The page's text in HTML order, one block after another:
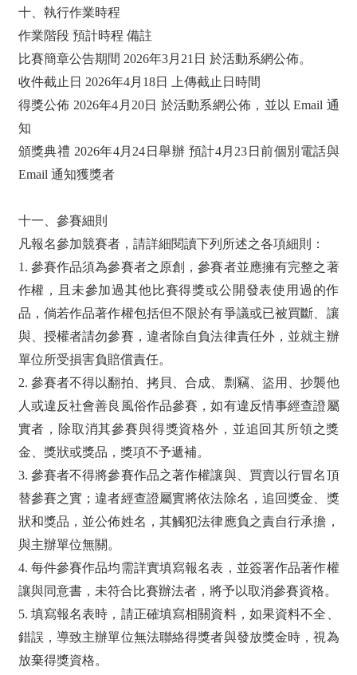
十、執行作業時程
作業階段 預計時程 備註
比賽簡章公告期間 2026年3月21日 於活動系網公佈。
收件截止日 2026年4月18日 上傳截止日時間
得獎公佈 2026年4月20日 於活動系網公佈，並以 Email 通
知
頒獎典禮 2026年4月24日舉辦 預計4月23日前個別電話與
Email 通知獲獎者
十一、參賽細則
凡報名參加競賽者，請詳細閱讀下列所述之各項細則：
1. 參賽作品須為參賽者之原創，參賽者並應擁有完整之著
作權，且未參加過其他比賽得獎或公開發表使用過的作
品，倘若作品著作權包括但不限於有爭議或已被買斷、讓
與、授權者請勿參賽，違者除自負法律責任外，並就主辦
單位所受損害負賠償責任。
2. 參賽者不得以翻拍、拷貝、合成、剽竊、盜用、抄襲他
人或違反社會善良風俗作品參賽，如有違反情事經查證屬
實者，除取消其參賽與得獎資格外，並追回其所領之獎
金、獎狀或獎品，獎項不予遞補。
3. 參賽者不得將參賽作品之著作權讓與、買賣以行冒名頂
替參賽之實；違者經查證屬實將依法除名，追回獎金、獎
狀和獎品，並公佈姓名，其觸犯法律應負之責自行承擔，
與主辦單位無關。
4. 每件參賽作品均需詳實填寫報名表，並簽署作品著作權
讓與同意書，未符合比賽辦法者，將予以取消參賽資格。
5. 填寫報名表時，請正確填寫相關資料，如果資料不全、
錯誤，導致主辦單位無法聯絡得獎者與發放獎金時，視為
放棄得獎資格。